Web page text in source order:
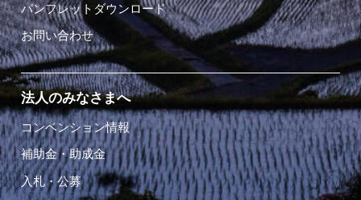
パンフレットダウンロード
お問い合わせ
法人のみなさまへ
コンベンション情報
補助金・助成金
入札・公募